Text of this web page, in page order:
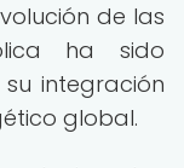
de las
ha sido
integración
global.